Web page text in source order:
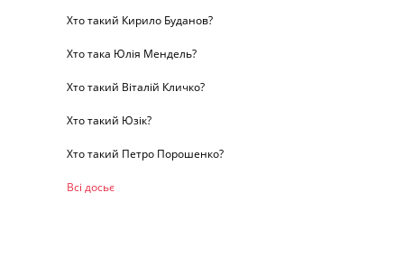
Хто такий Кирило Буданов?
Хто така Юлія Мендель?
Хто такий Віталій Кличко?
Хто такий Юзік?
Хто такий Петро Порошенко?
Всі досьє